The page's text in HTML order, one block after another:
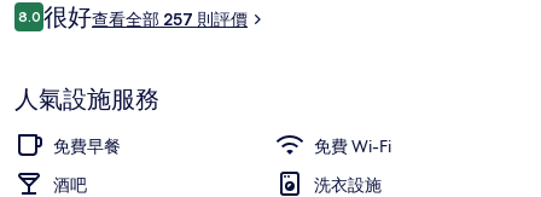
評
價
8.08.0 分，滿分 10 分，
很好查看全部 257 則評價
人氣設施服務
免費早餐
免費 Wi-Fi
酒吧
洗衣設施